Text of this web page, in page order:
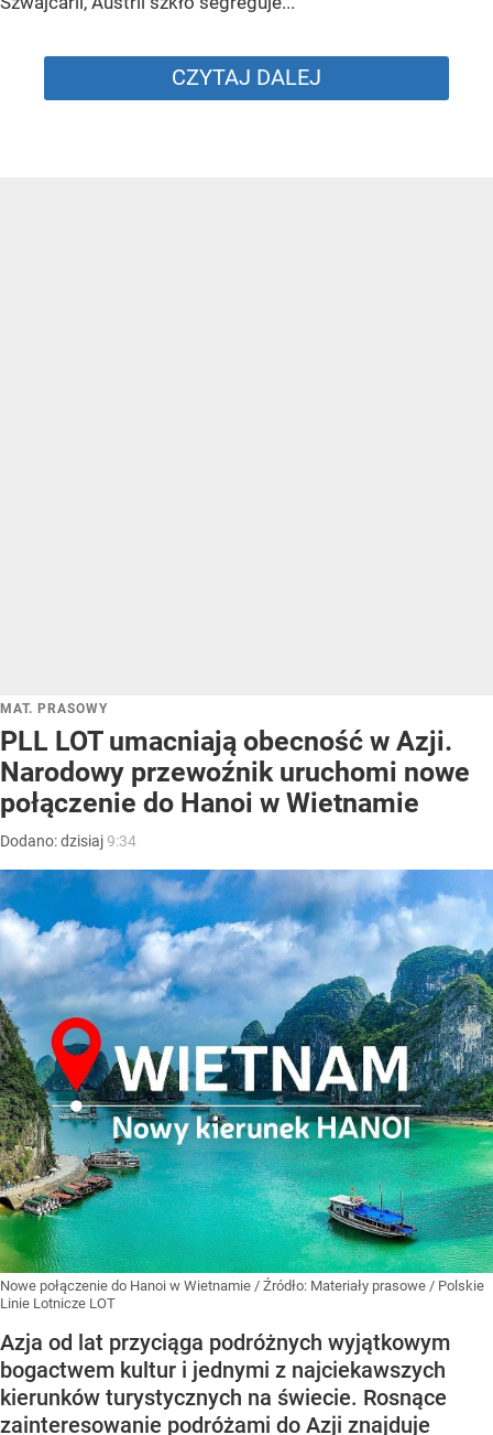
CZYTAJ DALEJ
MAT. PRASOWY
PLL LOT umacniają obecność w Azji.
Narodowy przewoźnik uruchomi nowe
połączenie do Hanoi w Wietnamie
Dodano:dzisiaj9:34
Nowe połączenie do Hanoi w Wietnamie / Źródło: Materiały prasowe / Polskie
Linie Lotnicze LOT
Azja od lat przyciąga podróżnych wyjątkowym
bogactwem kultur i jednymi z najciekawszych
kierunków turystycznych na świecie. Rosnące
zainteresowanie podróżami do Azji znajduje